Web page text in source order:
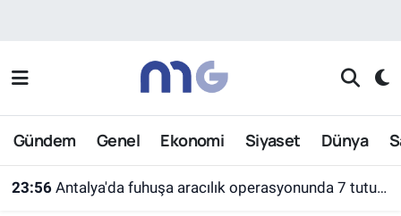
Gündem Genel Ekonomi Siyaset Dünya
23:56 Antalya'da fuhuşa aracılık operasyonunda 7 tutuklama
Nöbetçi Eczaneler
Hava Durumu